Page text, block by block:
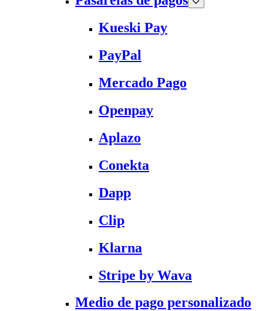
Kueski Pay
PayPal
Mercado Pago
Openpay
Aplazo
Conekta
Dapp
Clip
Klarna
Stripe by Wava
Medio de pago personalizado